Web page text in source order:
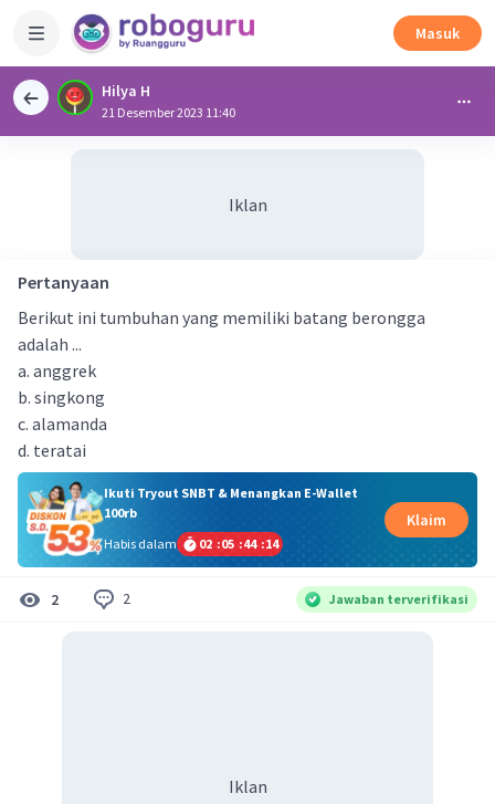
Masuk
Hilya H
21 Desember 2023 11:40
Iklan
Pertanyaan
Berikut ini tumbuhan yang memiliki batang berongga
adalah ...
a. anggrek
b. singkong
c. alamanda
d. teratai
Ikuti Tryout SNBT & Menangkan E-Wallet
100rb
Habis dalam
02 :05 :44 :13
Klaim
2 2 Jawaban terverifikasi
Iklan